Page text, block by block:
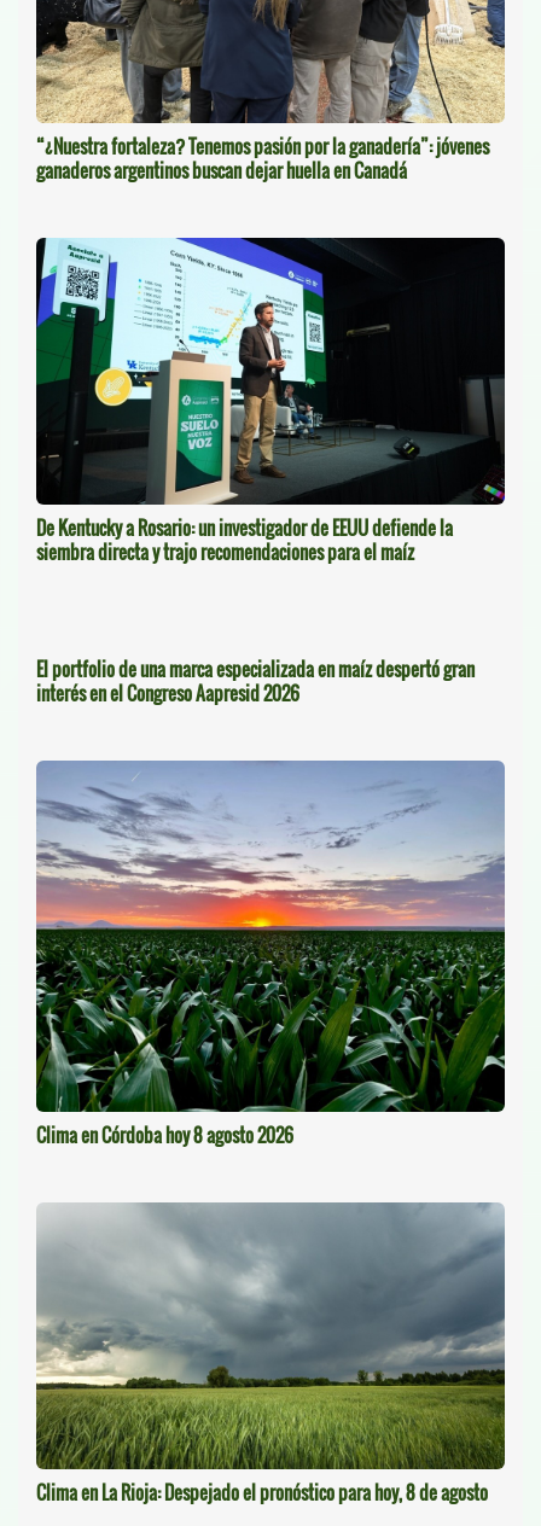
“¿Nuestra fortaleza? Tenemos pasión por la ganadería”: jóvenes
ganaderos argentinos buscan dejar huella en Canadá
De Kentucky a Rosario: un investigador de EEUU defiende la
siembra directa y trajo recomendaciones para el maíz
El portfolio de una marca especializada en maíz despertó gran
interés en el Congreso Aapresid 2026
Clima en Córdoba hoy 8 agosto 2026
Clima en La Rioja: Despejado el pronóstico para hoy, 8 de agosto